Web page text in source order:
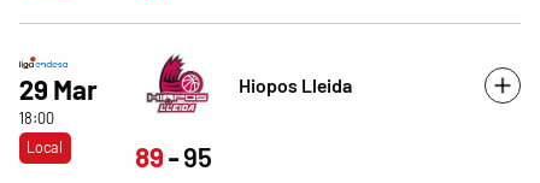
29 Mar
18:00
Local
Hiopos Lleida
89 95